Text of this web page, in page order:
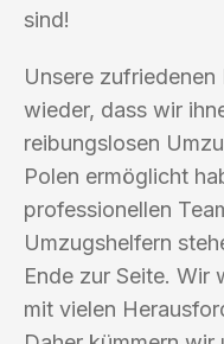
sind!
Unsere
wieder, dass wir
reibungslosen
Polen ermöglicht
professionellen
Umzugshelfern
Ende zur Seite. Wir
mit vielen